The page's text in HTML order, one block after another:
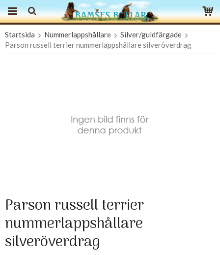
Produkten har blivit tillagd i varukorgen
Startsida Nummerlappshållare
Silver/guldfärgade
Parson russell terrier nummerlappshållare silveröverdrag
Parson russell terrier
nummerlappshållare
silveröverdrag